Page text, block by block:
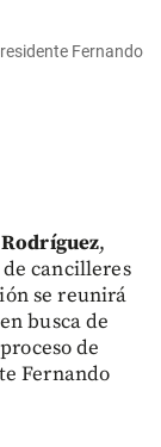
Fernando
,
cancilleres
se reunirá
busca de
de
Fernando